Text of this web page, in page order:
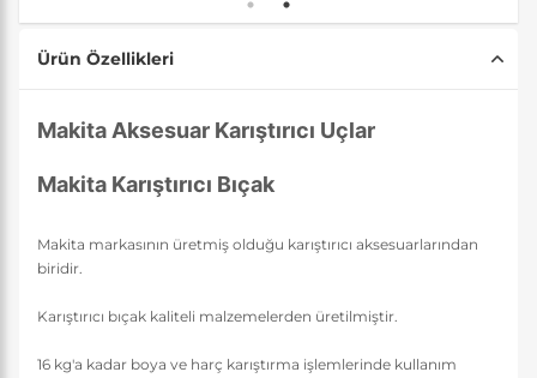
Ürün Özellikleri
Makita Aksesuar Karıştırıcı Uçlar
Makita Karıştırıcı Bıçak
Makita markasının üretmiş olduğu karıştırıcı aksesuarlarından
biridir.
Karıştırıcı bıçak kaliteli malzemelerden üretilmiştir.
16 kg'a kadar boya ve harç karıştırma işlemlerinde kullanım